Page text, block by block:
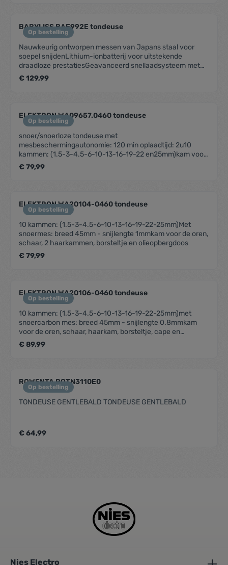
Op bestelling
BABYLISS BAE992E tondeuse
Nauwkeurig ontworpen messen van Japans staal voor
soepel snijdenLithium-ionbatterij voor uitstekende
draadloze prestatiesGeavanceerd snellaadsysteem met
een oplaadtijd van 3 uur voor 3 uur draadloos gebruik of
een snellaadtijd van 20 minuten voor 20 minuten
vervagenDigitaal display dat de voortgang van het
opladen en de resterende batterijduur aangeeft10
mm)Linker en rechter oorconische geleidersUSB-
oplaadstandaardOpbergzakje
€ 129,99
Op bestelling
ELEKTRON WA09657.0460 tondeuse
snoer/snoerloze tondeuse met
mesbeschermingautonomie: 120 min oplaadtijd: 2u10
kammen: (1.5-3-4.5-6-10-13-16-19-22 en25mm)kam voor
de orenhaarkam, schaar ,olie, borsteltje, beschermdoos
€ 79,99
Op bestelling
ELEKTRON WA20104-0460 tondeuse
10 kammen: (1.5-3-4.5-6-10-13-16-19-22-25mm)Met
snoermes: breed 45mm - snijlengte 1mmkam voor de oren,
schaar, 2 haarkammen, borsteltje en olieopbergdoos
€ 79,99
Op bestelling
ELEKTRON WA20106-0460 tondeuse
10 kammen: (1.5-3-4.5-6-10-13-16-19-22-25mm)met
snoercarbon mes: breed 45mm - snijlengte 0.8mmkam
voor de oren, schaar, haarkam, borsteltje, cape en
olieopbergdoos
€ 89,99
Op bestelling
ROWENTA ROTN3110E0
TONDEUSE GENTLEBALD TONDEUSE GENTLEBALD
€ 64,99
Nies Electro